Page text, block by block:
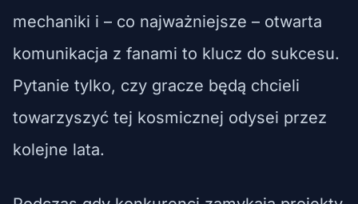
mechaniki i – co najważniejsze – otwarta
komunikacja z fanami to klucz do sukcesu.
Pytanie tylko, czy gracze będą chcieli
towarzyszyć tej kosmicznej odysei przez
kolejne lata.